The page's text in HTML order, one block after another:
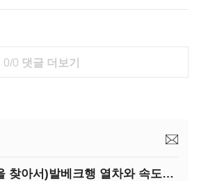
0/0 댓글 더보기
(잃어버린 경영을 찾아서)발베크행 열차와 속도의 환상: 디지털 전환과 물류 혁신의 포용적 노동 전략